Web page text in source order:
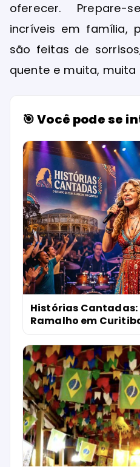
oferecer.
incríveis em família,
são feitas de
quente e muita,
🎯 Você pode se
Histórias Cantadas:
Ramalho em